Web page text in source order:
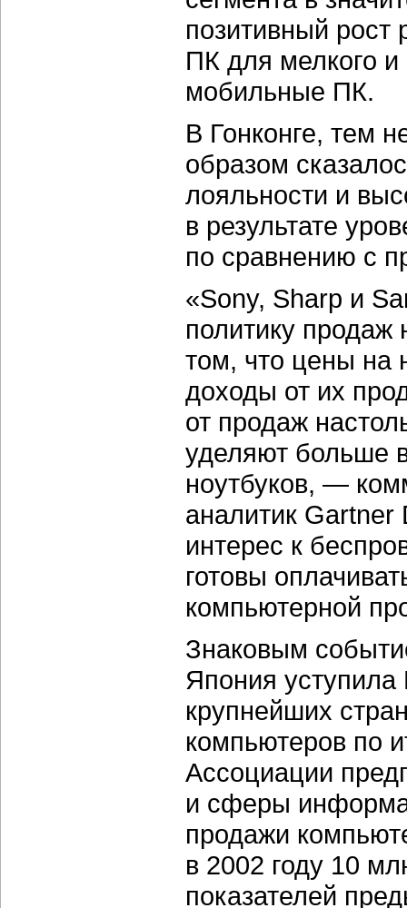
позитивный рост
ПК для мелкого и
мобильные ПК.
В Гонконге, тем
образом
лояльности и
в результате
по сравнению с
«Sony, Sharp и
политику продаж
том, что цены на
доходы от их
от продаж
уделяют больше
ноутбуков, —
аналитик Gartner
интерес к
готовы
компьютерной
Знаковым
Япония уступила
крупнейших
компьютеров по
Ассоциации
и сферы
продажи
в 2002 году 10
показателей